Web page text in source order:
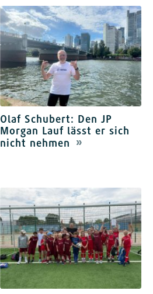
Olaf Schubert: Den JP
Morgan Lauf lässt er sich
nicht nehmen